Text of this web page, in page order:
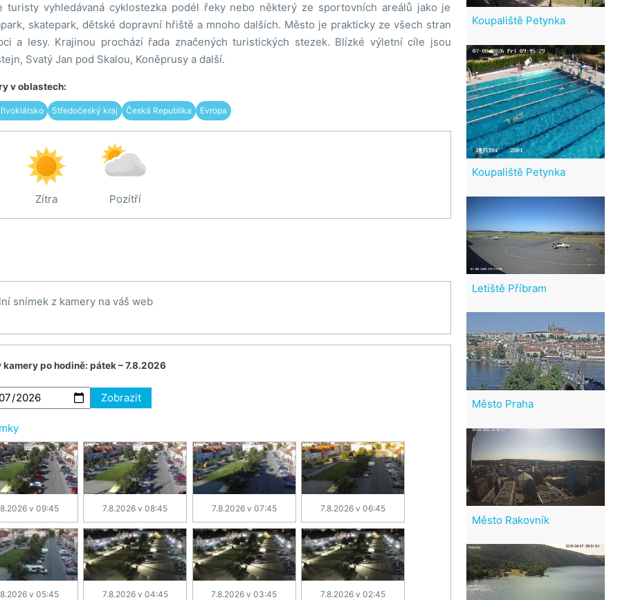
turisty vyhledávaná cyklostezka podél řeky nebo některý ze sportovních areálů jako je
skatepark, dětské dopravní hřiště a mnoho dalších. Město je prakticky ze všech stran
a lesy. Krajinou prochází řada značených turistických stezek. Blízké výletní cíle jsou
Svatý Jan pod Skalou, Koněprusy a další.
v oblastech:
Středočeský kraj Česká Republika Evropa
Zítra Pozítří
snímek z kamery na váš web
kamery po hodině: pátek – 7.8.2026
Zobrazit
v 09:45 7.8.2026 v 08:45 7.8.2026 v 07:45 7.8.2026 v 06:45
v 05:45 7.8.2026 v 04:45 7.8.2026 v 03:45 7.8.2026 v 02:45
Koupaliště Petynka
Koupaliště Petynka
Letiště Příbram
Město Praha
Město Rakovník